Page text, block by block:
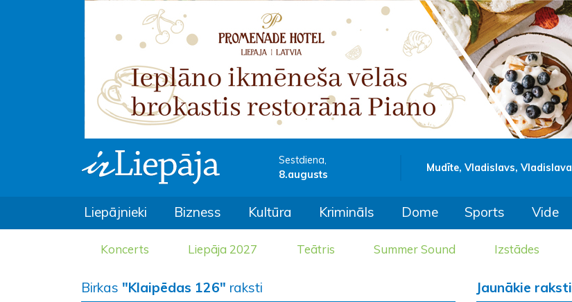
Sestdiena,
8.augusts
Mudīte, Vladislavs, Vladislava
Liepājnieki Bizness Kultūra Krimināls Dome Sports Vide
Koncerts Liepāja 2027 Teātris Summer Sound Izstādes
Birkas "Klaipēdas 126" raksti Jaunākie raksti